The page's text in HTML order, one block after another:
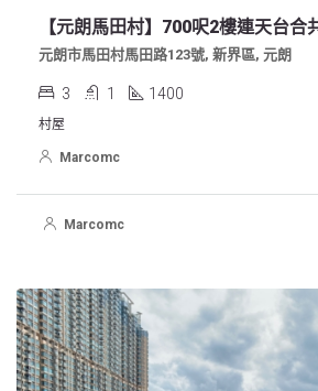
元朗市馬田村馬田路123號, 新界區, 元朗
3 1 1400
村屋
Marcomc
Marcomc